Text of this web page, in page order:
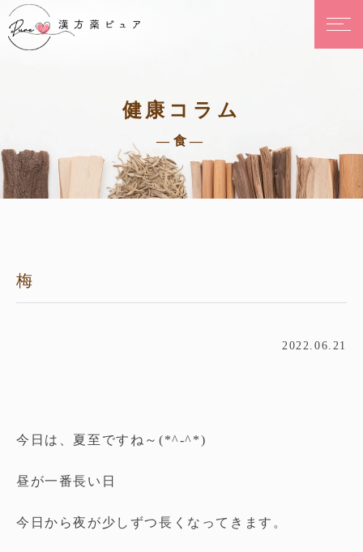
健康コラム
—食—
梅
2022.06.21
今日は、夏至ですね～(*^-^*)
昼が一番長い日
今日から夜が少しずつ長くなってきます。